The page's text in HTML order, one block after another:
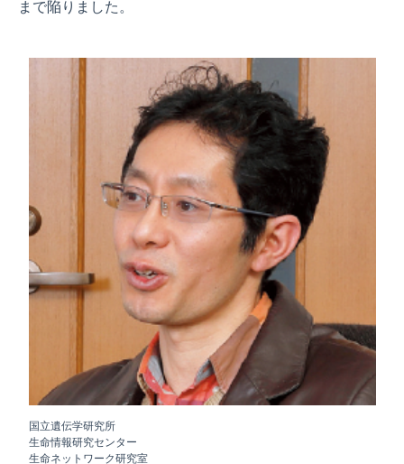
国立遺伝学研究所
生命情報研究センター
生命ネットワーク研究室
まで陥りました。